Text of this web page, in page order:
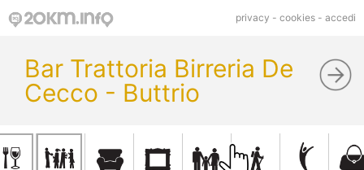
privacy - cookies - accedi
Bar Trattoria Birreria De
Cecco - Buttrio